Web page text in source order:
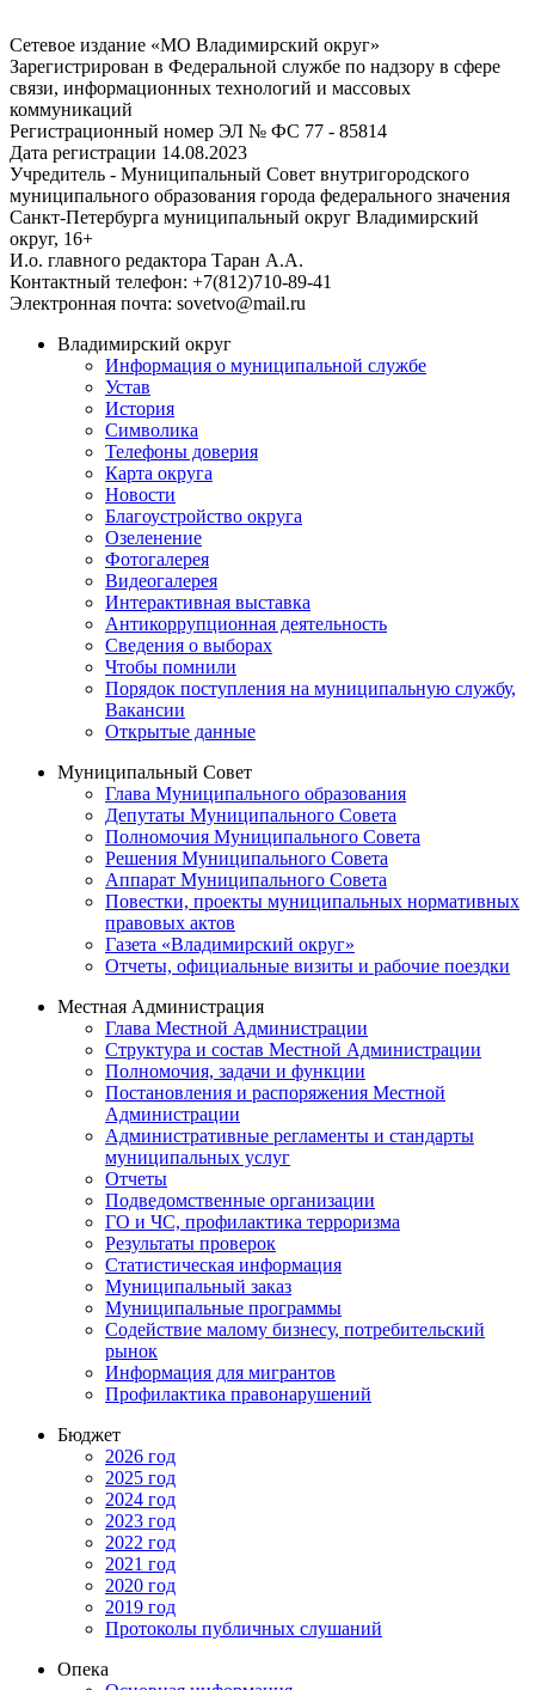
Сетевое издание «МО Владимирский округ»
Зарегистрирован в Федеральной службе по надзору в сфере
связи, информационных технологий и массовых
коммуникаций
Регистрационный номер ЭЛ № ФС 77 - 85814
Дата регистрации 14.08.2023
Учредитель - Муниципальный Совет внутригородского
муниципального образования города федерального значения
Санкт-Петербурга муниципальный округ Владимирский
округ, 16+
И.о. главного редактора Таран А.А.
Контактный телефон: +7(812)710-89-41
Электронная почта: sovetvo@mail.ru
Владимирский округ
Информация о муниципальной службе
Устав
История
Символика
Телефоны доверия
Карта округа
Новости
Благоустройство округа
Озеленение
Фотогалерея
Видеогалерея
Интерактивная выставка
Антикоррупционная деятельность
Сведения о выборах
Чтобы помнили
Порядок поступления на муниципальную службу,
Вакансии
Открытые данные
Муниципальный Совет
Глава Муниципального образования
Депутаты Муниципального Совета
Полномочия Муниципального Совета
Решения Муниципального Совета
Аппарат Муниципального Совета
Повестки, проекты муниципальных нормативных
правовых актов
Газета «Владимирский округ»
Отчеты, официальные визиты и рабочие поездки
Местная Администрация
Глава Местной Администрации
Структура и состав Местной Администрации
Полномочия, задачи и функции
Постановления и распоряжения Местной
Администрации
Административные регламенты и стандарты
муниципальных услуг
Отчеты
Подведомственные организации
ГО и ЧС, профилактика терроризма
Результаты проверок
Статистическая информация
Муниципальный заказ
Муниципальные программы
Содействие малому бизнесу, потребительский
рынок
Информация для мигрантов
Профилактика правонарушений
Бюджет
2026 год
2025 год
2024 год
2023 год
2022 год
2021 год
2020 год
2019 год
Протоколы публичных слушаний
Опека